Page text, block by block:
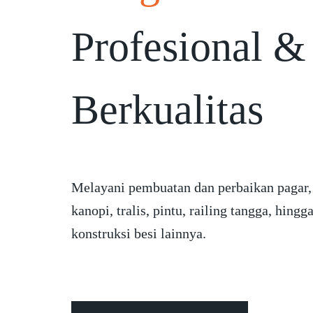
Profesional &
Berkualitas
Melayani pembuatan dan perbaikan pagar,
kanopi, tralis, pintu, railing tangga, hingga
konstruksi besi lainnya.